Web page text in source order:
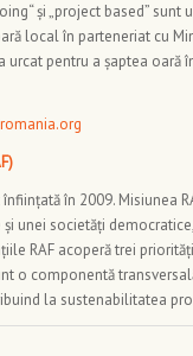
și „project based”
local în parteneriat cu
pentru a șaptea oară
în 2009. Misiunea
unei societăţi
RAF acoperă trei
o componentă
la sustenabilitatea